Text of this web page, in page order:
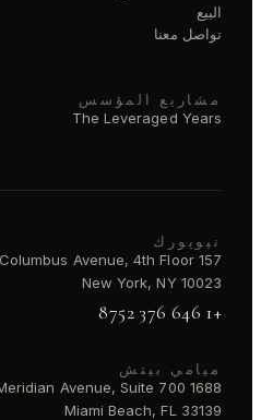
البيع
تواصل معنا
مشاريع المؤسس
The Leveraged Years
نيويورك
157 Columbus Avenue, 4th Floor
New York, NY 10023
+1 646 376 8752
ميامي بيتش
1688 Meridian Avenue, Suite 700
Miami Beach, FL 33139